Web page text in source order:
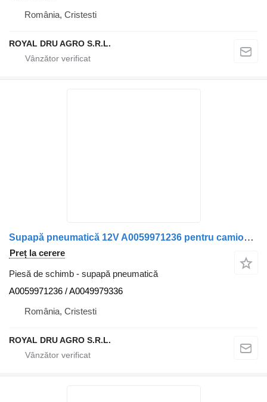
România, Cristesti
ROYAL DRU AGRO S.R.L.
Supapă pneumatică 12V A0059971236 pentru camion Mercedes-Benz
Preț la cerere
Piesă de schimb - supapă pneumatică
A0059971236 / A0049979336
România, Cristesti
ROYAL DRU AGRO S.R.L.